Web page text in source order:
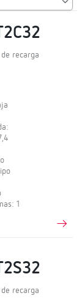
recarga
1
recarga